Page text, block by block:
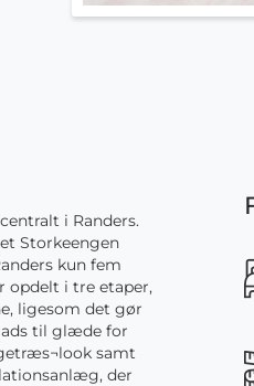
i Randers.
Storkeengen
kun fem
opdelt i tre etaper,
ligesom det gør
til glæde for
samt
der